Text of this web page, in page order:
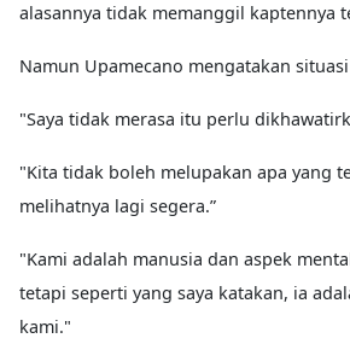
alasannya tidak memanggil kaptennya
Namun Upamecano mengatakan
"Saya tidak merasa itu perlu
"Kita tidak boleh melupakan apa yang
melihatnya lagi segera.”
"Kami adalah manusia dan aspek
tetapi seperti yang saya katakan, ia
kami."